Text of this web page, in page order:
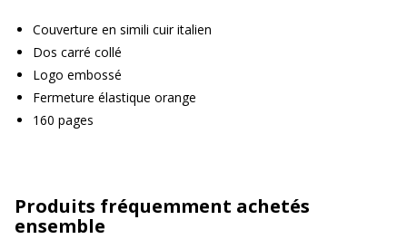
Couverture en simili cuir italien
Dos carré collé
Logo embossé
Fermeture élastique orange
160 pages
Produits fréquemment achetés
ensemble